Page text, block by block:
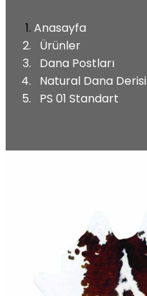
Anasayfa
Ürünler
Dana Postları
Natural Dana Derisi
PS 01 Standart